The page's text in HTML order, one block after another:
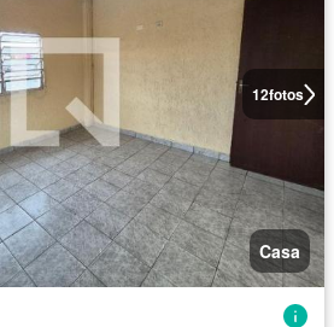
12fotos
Casa